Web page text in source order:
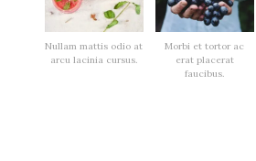
Nullam mattis odio at
arcu lacinia cursus.
Morbi et tortor ac
erat placerat
faucibus.